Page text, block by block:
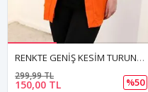
RENKTE GENİŞ KESİM TURUNCU KİMONO CEKET
150,00 TL
299,99 TL
%50